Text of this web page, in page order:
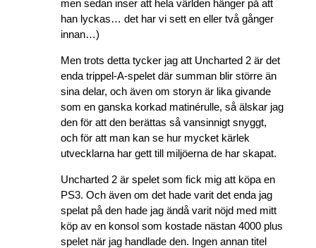
men sedan inser att hela världen hänger på att
han lyckas… det har vi sett en eller två gånger
innan…)
Men trots detta tycker jag att Uncharted 2 är det
enda trippel-A-spelet där summan blir större än
sina delar, och även om storyn är lika givande
som en ganska korkad matinérulle, så älskar jag
den för att den berättas så vansinnigt snyggt,
och för att man kan se hur mycket kärlek
utvecklarna har gett till miljöerna de har skapat.
Uncharted 2 är spelet som fick mig att köpa en
PS3. Och även om det hade varit det enda jag
spelat på den hade jag ändå varit nöjd med mitt
köp av en konsol som kostade nästan 4000 plus
spelet när jag handlade den. Ingen annan titel